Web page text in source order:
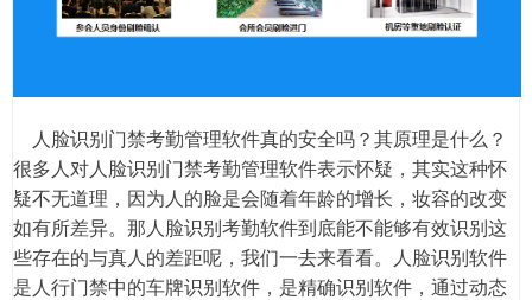
人脸识别门禁考勤管理软件真的安全吗？其原理是什么？
很多人对人脸识别门禁考勤管理软件表示怀疑，其实这种怀
疑不无道理，因为人的脸是会随着年龄的增长，妆容的改变
如有所差异。那人脸识别考勤软件到底能不能够有效识别这
些存在的与真人的差距呢，我们一去来看看。人脸识别软件
是人行门禁中的车牌识别软件，是精确识别软件，通过动态